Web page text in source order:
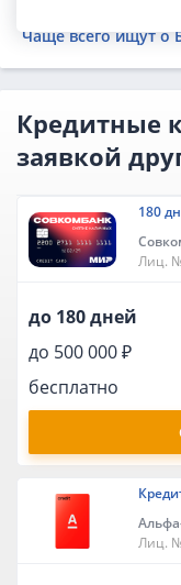
Чаще всего ищут
Кредитные
заявкой
180
Лиц.
до 180 дней
до 500 000 ₽
бесплатно
Лиц.